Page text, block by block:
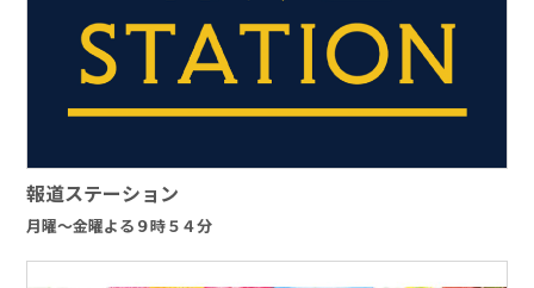
報道ステーション
月曜～金曜よる９時５４分